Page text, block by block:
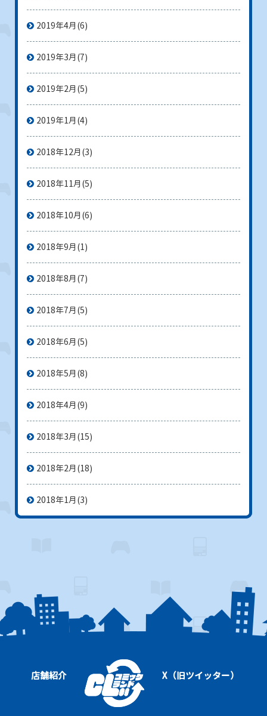
2019年4月 (6)
2019年3月 (7)
2019年2月 (5)
2019年1月 (4)
2018年12月 (3)
2018年11月 (5)
2018年10月 (6)
2018年9月 (1)
2018年8月 (7)
2018年7月 (5)
2018年6月 (5)
2018年5月 (8)
2018年4月 (9)
2018年3月 (15)
2018年2月 (18)
2018年1月 (3)
店舗紹介 X（旧ツイッター）